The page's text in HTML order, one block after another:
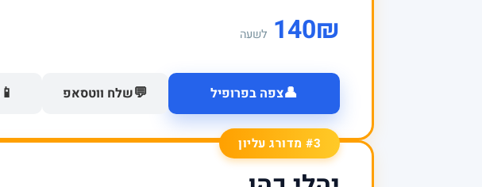
₪
140 לשעה
👤צפה בפרופיל 💬שלח ווטסאפ 📱
#3 מדורג עליון